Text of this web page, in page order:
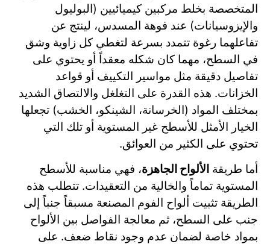
المتخصصة بخلط مركبين كيميائيين (البوليول
والإيزوسيانات) عند فوهة المسدس، لينتج عن
تفاعلهما رغوة تتمدد بسرعة لتغطي كل زاوية وشق
في السطح، مهما كان شكله معقداً أو يحتوي على
تفاصيل دقيقة مثل مواسير التكييف أو قواعد
الخزانات. هذه القدرة على التغلغل والالتصاق الشديد
بمختلف المواد (الخرسانة، الشينكو، الخشب) تجعلها
الخيار الأمثل للأسطح غير المستوية أو تلك التي
تحتوي على الكثير من العوائق.
أما طريقة الألواح الجاهزة، فهي مناسبة للأسطح
المستوية تماماً والخالية من التعقيدات. تتطلب هذه
الطريقة تثبيت ألواح الفوم المصنعة مسبقاً جنباً إلى
جنب على السطح، ثم معالجة الفواصل بين الألواح
بمواد خاصة لضمان عدم وجود نقاط ضعف. على